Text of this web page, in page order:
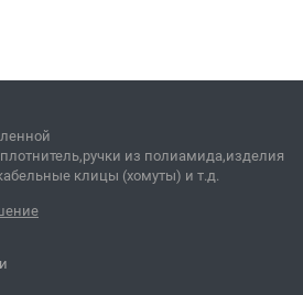
из полиамида,изделия
клицы (хомуты) и т.д.